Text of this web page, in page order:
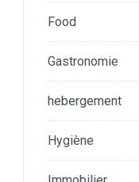
Food
Gastronomie
hebergement
Hygiène